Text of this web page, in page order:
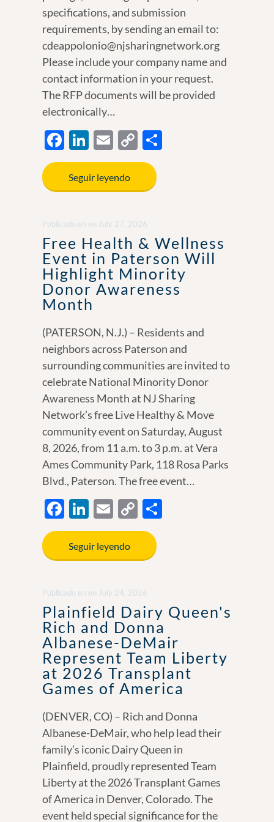
specifications, and submission
requirements, by sending an email to:
cdeappolonio@njsharingnetwork.org
Please include your company name and
contact information in your request.
The RFP documents will be provided
electronically…
F
ac
e
b
o
o
k
Li
n
k
e
dI
n
E
m
ail
C
o
y
Li
n
k
S
Seguir leyendo
Publicado en en July 27, 2026
Free Health & Wellness
Event in Paterson Will
Highlight Minority
Donor Awareness
Month
(PATERSON, N.J.) – Residents and
neighbors across Paterson and
surrounding communities are invited to
celebrate National Minority Donor
Awareness Month at NJ Sharing
Network’s free Live Healthy & Move
community event on Saturday, August
8, 2026, from 11 a.m. to 3 p.m. at Vera
Ames Community Park, 118 Rosa Parks
Blvd., Paterson. The free event…
F
ac
e
b
o
o
k
Li
n
k
e
dI
n
E
m
ail
C
o
y
Li
n
k
S
Seguir leyendo
Publicado en en July 24, 2026
Plainfield Dairy Queen's
Rich and Donna
Albanese-DeMair
Represent Team Liberty
at 2026 Transplant
Games of America
(DENVER, CO) – Rich and Donna
Albanese-DeMair, who help lead their
family’s iconic Dairy Queen in
Plainfield, proudly represented Team
Liberty at the 2026 Transplant Games
of America in Denver, Colorado. The
event held special significance for the